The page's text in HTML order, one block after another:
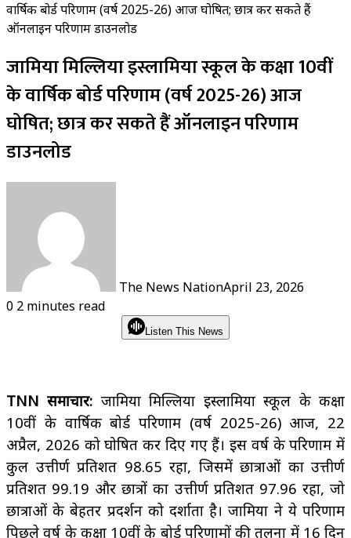
वार्षिक बोर्ड परिणाम (वर्ष 2025-26) आज घोषित; छात्र कर सकते हैं
ऑनलाइन परिणाम डाउनलोड
जामिया मिल्लिया इस्लामिया स्कूल के कक्षा 10वीं
के वार्षिक बोर्ड परिणाम (वर्ष 2025-26) आज
घोषित; छात्र कर सकते हैं ऑनलाइन परिणाम
डाउनलोड
The News NationApril 23, 2026
0 2 minutes read
Listen This News
TNN समाचार: जामिया मिल्लिया इस्लामिया स्कूल के कक्षा
10वीं के वार्षिक बोर्ड परिणाम (वर्ष 2025-26) आज, 22
अप्रैल, 2026 को घोषित कर दिए गए हैं। इस वर्ष के परिणाम में
कुल उत्तीर्ण प्रतिशत 98.65 रहा, जिसमें छात्राओं का उत्तीर्ण
प्रतिशत 99.19 और छात्रों का उत्तीर्ण प्रतिशत 97.96 रहा, जो
छात्राओं के बेहतर प्रदर्शन को दर्शाता है। जामिया ने ये परिणाम
पिछले वर्ष के कक्षा 10वीं के बोर्ड परिणामों की तुलना में 16 दिन